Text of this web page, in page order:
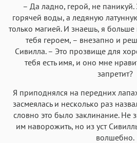
– Да ладно, герой, не паникуй.
горячей воды, а ледяную
только магией. И знаешь, я
тебя героем, – внезапно и
Сивилла. – Это прозвище для
тебя есть имя, и оно мне
запретит?
Я приподнялся на передних
засмеялась и несколько раз
словно это было заклинание. Не
им наворожить, но из уст
волшебно.